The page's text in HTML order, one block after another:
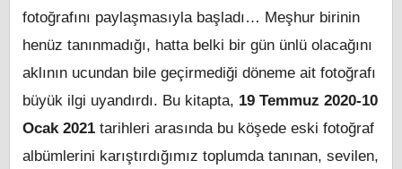
fotoğrafını paylaşmasıyla başladı… Meşhur birinin
henüz tanınmadığı, hatta belki bir gün ünlü olacağını
aklının ucundan bile geçirmediği döneme ait fotoğrafı
büyük ilgi uyandırdı. Bu kitapta, 19 Temmuz 2020-10
Ocak 2021 tarihleri arasında bu köşede eski fotoğraf
albümlerini karıştırdığımız toplumda tanınan, sevilen,